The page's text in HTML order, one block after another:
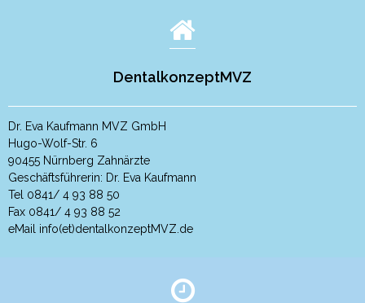
DentalkonzeptMVZ
Dr. Eva Kaufmann MVZ GmbH
Hugo-Wolf-Str. 6
90455 Nürnberg Zahnärzte
Geschäftsführerin: Dr. Eva Kaufmann
Tel 0841/ 4 93 88 50
Fax 0841/ 4 93 88 52
eMail info(et)dentalkonzeptMVZ.de